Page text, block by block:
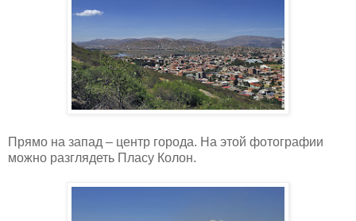
Прямо на запад – центр города. На этой фотографии
можно разглядеть Пласу Колон.